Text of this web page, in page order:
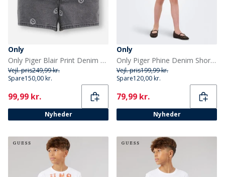
Only
Only Piger Blair Print Denim Shorts Light Grey Denim
Vejl. pris249,99 kr.
Spare150,00 kr.
Current
99,99 kr.
Nyheder
Only
Only Piger Phine Denim Shorts Light Blue Denim
Vejl. pris199,99 kr.
Spare120,00 kr.
Current
79,99 kr.
Nyheder